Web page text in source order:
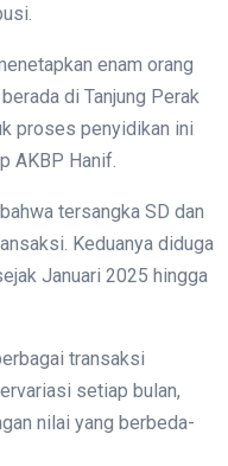
enam orang
di Tanjung Perak
proses penyidikan ini
AKBP Hanif.
tersangka SD dan
Keduanya diduga
Januari 2025 hingga
transaksi
setiap bulan,
nilai yang berbeda-